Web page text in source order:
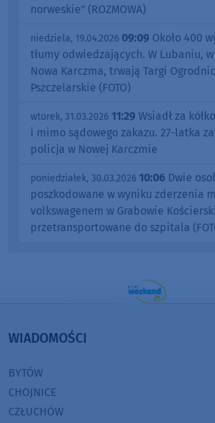
norweskie" (ROZMOWA)
niedziela, 19.04.2026 09:09 Około 400
tłumy odwiedzających. W Lubaniu,
Nowa Karczma, trwają Targi
Pszczelarskie (FOTO)
wtorek, 31.03.2026 11:29 Wsiadł za
i mimo sądowego zakazu. 27-latka
policja w Nowej Karczmie
poniedziałek, 30.03.2026 10:06 Dwie
poszkodowane w wyniku zderzenia
volkswagenem w Grabowie
przetransportowane do szpitala
WIADOMOŚCI
BYTÓW
CHOJNICE
CZŁUCHÓW